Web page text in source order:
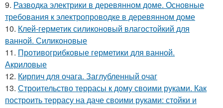
9. Разводка электрики в деревянном доме. Основные
требования к электропроводке в деревянном доме
10. Клей-герметик силиконовый влагостойкий для
ванной. Силиконовые
11. Противогрибковые герметики для ванной.
Акриловые
12. Кирпич для очага. Заглубленный очаг
13. Строительство террасы к дому своими руками. Как
построить террасу на даче своими руками: стойки и